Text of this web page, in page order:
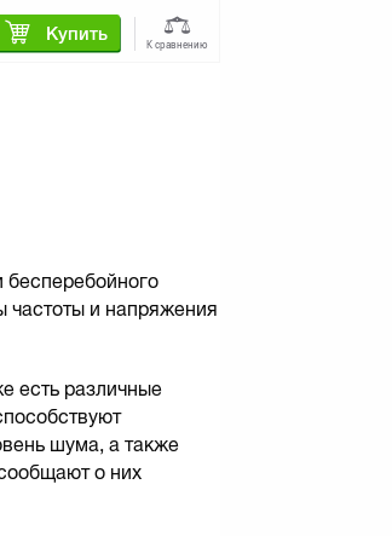
Купить
К сравнению
бесперебойного
частоты и напряжения
есть различные
шума, а также
о них